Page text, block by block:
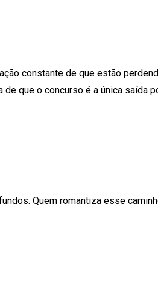
constante de que estão
que o concurso é a única
Quem romantiza esse